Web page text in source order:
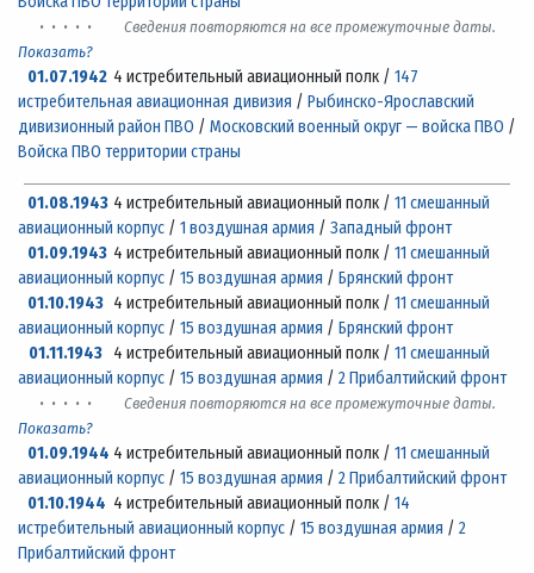
· · · · ·
Сведения повторяются на все промежуточные даты.
Показать?
01.07.19424 истребительный авиационный полк /147
истребительная авиационная дивизия / Рыбинско-Ярославский
дивизионный район ПВО / Московский военный округ — войска ПВО /
Войска ПВО территории страны
01.08.19434 истребительный авиационный полк /11 смешанный
авиационный корпус / 1 воздушная армия / Западный фронт
01.09.19434 истребительный авиационный полк /11 смешанный
авиационный корпус / 15 воздушная армия / Брянский фронт
01.10.19434 истребительный авиационный полк /11 смешанный
авиационный корпус / 15 воздушная армия / Брянский фронт
01.11.1943 4 истребительный авиационный полк /11 смешанный
авиационный корпус / 15 воздушная армия / 2 Прибалтийский фронт
· · · · ·
Сведения повторяются на все промежуточные даты.
Показать?
01.09.19444 истребительный авиационный полк /11 смешанный
авиационный корпус / 15 воздушная армия / 2 Прибалтийский фронт
01.10.19444 истребительный авиационный полк /14
истребительный авиационный корпус / 15 воздушная армия / 2
Прибалтийский фронт